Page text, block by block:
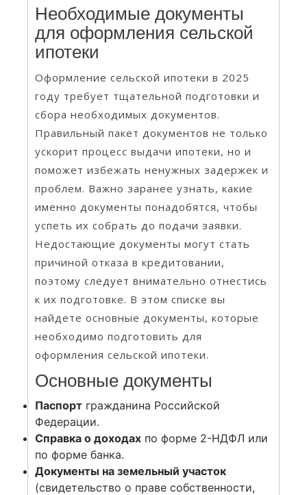
Необходимые документы
для оформления сельской
ипотеки
Оформление сельской ипотеки в 2025
году требует тщательной подготовки и
сбора необходимых документов.
Правильный пакет документов не только
ускорит процесс выдачи ипотеки, но и
поможет избежать ненужных задержек и
проблем. Важно заранее узнать, какие
именно документы понадобятся, чтобы
успеть их собрать до подачи заявки.
Недостающие документы могут стать
причиной отказа в кредитовании,
поэтому следует внимательно отнестись
к их подготовке. В этом списке вы
найдете основные документы, которые
необходимо подготовить для
оформления сельской ипотеки.
Основные документы
Паспорт гражданина Российской
Федерации.
Справка о доходах по форме 2-НДФЛ или
по форме банка.
Документы на земельный участок
(свидетельство о праве собственности,